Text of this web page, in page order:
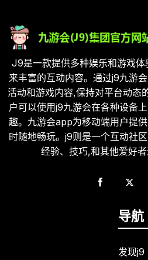
J9是一款提供多种娱乐和游戏
来丰富的互动内容。通过j9九游
活动和游戏内容,保持对平台动态
户可以使用j9九游会在各种设备
趣。九游会app为移动端用户提
时随地畅玩。j9则是一个互动社
经验、技巧,和其他爱好者
导航
发现j9